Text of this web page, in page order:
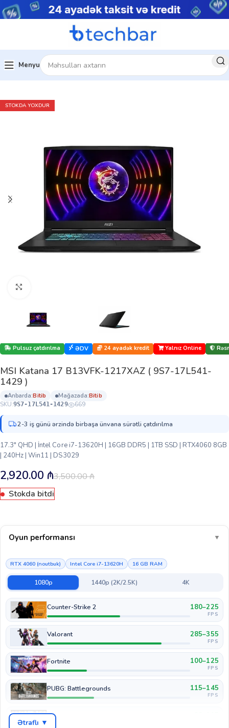
Menyu
Ev Noutbuklar Gaming Notebooklar
STOKDA YOXDUR
Pulsuz çatdırılma ƏDV 24 ayadək kredit Yalnız Online
MSI Katana 17 B13VFK-1217XAZ ( 9S7-17L541-
1429 )
anbarda: bi̇ti̇b mağazada: bi̇ti̇b
SKU:9S7-17L541-1429 669
2-3 iş günü ərzində birbaşa ünvana sürətli çatdırılma
17.3″ QHD | İntel Core i7-13620H | 16GB DDR5 | 1TB SSD | RTX4060 8GB
| 240Hz | Win11 | DS3029
3,500.00₼
2,920.00 ₼
Stokda bitdi
Oyun performansı ▼
RTX 4060 (noutbuk) Intel Core i7-13620H 16 GB RAM
1080p 1440p (2K/2.5K) 4K
Counter-Strike 2 180–225
FPS
Valorant 285–355
FPS
Fortnite 100–125
FPS
PUBG: Battlegrounds 115–145
FPS
GTA V
Ətraflı ▼